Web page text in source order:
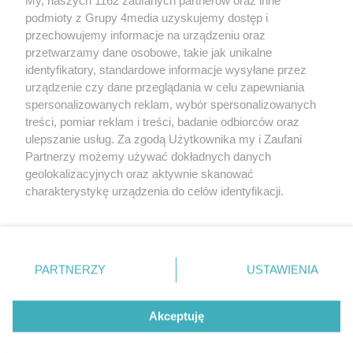
Redakcja Reklama Prywatność
Praca Łódź
the:protocol
Facebook.com
Youtube.com
podmioty z Grupy 4media uzyskujemy dostęp i
przechowujemy informacje na urządzeniu oraz
przetwarzamy dane osobowe, takie jak unikalne
identyfikatory, standardowe informacje wysyłane przez
urządzenie czy dane przeglądania w celu zapewniania
spersonalizowanych reklam, wybór spersonalizowanych
treści, pomiar reklam i treści, badanie odbiorców oraz
ulepszanie usług. Za zgodą Użytkownika my i Zaufani
Partnerzy możemy używać dokładnych danych
geolokalizacyjnych oraz aktywnie skanować
charakterystykę urządzenia do celów identyfikacji.
zmienić/wycofać klikając przycisk ustawień prywatności
znajdujący się w lewym dolnym rogu strony
. Niektóre
użytkownika, ale masz prawo sprzeciwić się takiemu
przetwarzaniu. Preferencje będą miały zastosowania tylko
PARTNERZY USTAWIENIA
Akceptuję